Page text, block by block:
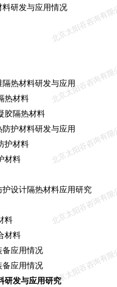
研发与应用情况
热材料研发与应用
材料
隔热材料
护材料研发与应用
材料
料
设计隔热材料应用研究
料
料
应用情况
应用情况
研发与应用研究
北京太阳谷咨询有
北京太阳谷咨询有
北京太阳谷咨询有
北京太阳谷咨询有
北京太阳谷咨询有